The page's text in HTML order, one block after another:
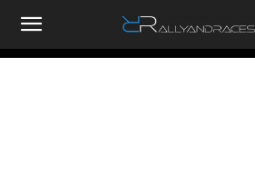
RallyandRaces.com